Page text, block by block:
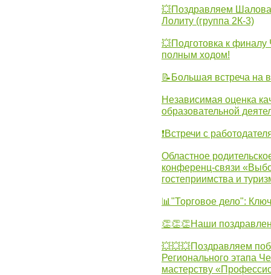
💥Поздравляем
Лолиту (группа 2К-3)
💥Подготовка к
полным ходом!
📝Большая встреча на
Независимая оценка
образовательной
❗Встречи с
Областное
конференц-связи
гостеприимства и
📊"Торговое дело":
👏👏👏Наши
💥💥💥Поздравляем
Регионального этапа
мастерству